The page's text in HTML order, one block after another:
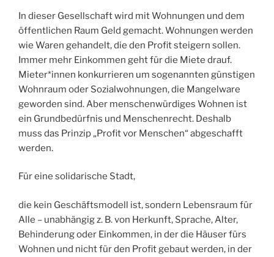
In dieser Gesellschaft wird mit Wohnungen und dem
öffentlichen Raum Geld gemacht. Wohnungen werden
wie Waren gehandelt, die den Profit steigern sollen.
Immer mehr Einkommen geht für die Miete drauf.
Mieter*innen konkurrieren um sogenannten günstigen
Wohnraum oder Sozialwohnungen, die Mangelware
geworden sind. Aber menschenwürdiges Wohnen ist
ein Grundbedürfnis und Menschenrecht. Deshalb
muss das Prinzip „Profit vor Menschen“ abgeschafft
werden.
Für eine solidarische Stadt,
die kein Geschäftsmodell ist, sondern Lebensraum für
Alle – unabhängig z. B. von Herkunft, Sprache, Alter,
Behinderung oder Einkommen, in der die Häuser fürs
Wohnen und nicht für den Profit gebaut werden, in der